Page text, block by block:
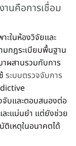
นคือการเชื่อม
ะในห้องวิจัยและ
กฎระเบียบพื้นฐาน
าผสานรวมกับการ
ระบบตรวจจับการ
จับและตอบสนองต่อ
ะแม่นยำ แต่ยังช่วย
ติเหตุในอนาคตได้